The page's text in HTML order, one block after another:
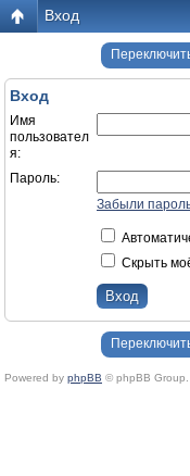
Вход
Вход
Имя
пользовател
я:
Пароль:
Забыли
Скрыть
Powered by phpBB © phpBB Group.